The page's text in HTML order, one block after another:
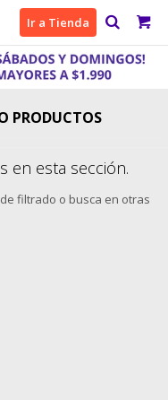
Ir a Tienda
PRODUCTOS
en esta sección.
filtrado o busca en otras